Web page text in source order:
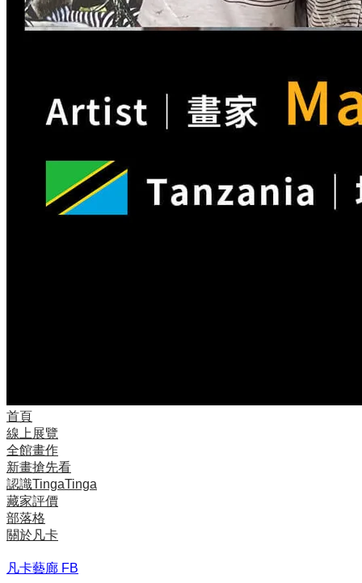
首頁
線上展覽
全館畫作
新畫搶先看
認識TingaTinga
藏家評價
部落格
關於凡卡
凡卡藝廊 FB